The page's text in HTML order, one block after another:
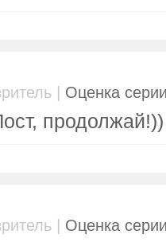
| Оценка
продолжай!))
| Оценка